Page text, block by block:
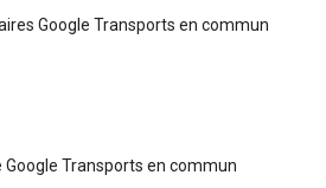
Google Transports en commun
Transports en commun